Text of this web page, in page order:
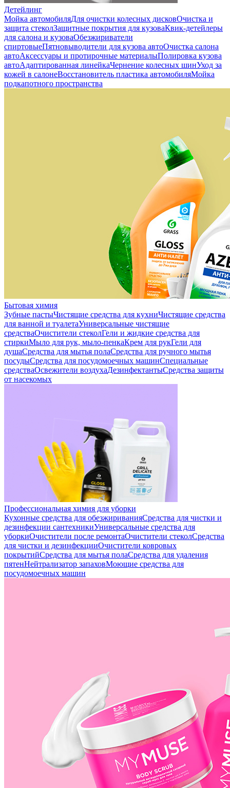
Детейлинг
Мойка автомобиляДля очистки колесных дисковОчистка и
защита стеколЗащитные покрытия для кузоваКвик-детейлеры
для салона и кузоваОбезжириватели
спиртовыеПятновыводители для кузова автоОчистка салона
автоАксессуары и протирочные материалыПолировка кузова
автоАдаптированная линейкаЧернение колесных шинУход за
кожей в салонеВосстановитель пластика автомобиляМойка
подкапотного пространства
Бытовая химия
Зубные пастыЧистящие средства для кухниЧистящие средства
для ванной и туалетаУниверсальные чистящие
средстваОчистители стеколГели и жидкие средства для
стиркиМыло для рук, мыло-пенкаКрем для рукГели для
душаСредства для мытья полаСредства для ручного мытья
посудыСредства для посудомоечных машинСпециальные
средстваОсвежители воздухаДезинфектантыСредства защиты
от насекомых
Профессиональная химия для уборки
Кухонные средства для обезжириванияСредства для чистки и
дезинфекции сантехникиУниверсальные средства для
уборкиОчистители после ремонтаОчистители стеколСредства
для чистки и дезинфекцииОчистители ковровых
покрытийСредства для мытья полаСредства для удаления
пятенНейтрализатор запаховМоющие средства для
посудомоечных машин